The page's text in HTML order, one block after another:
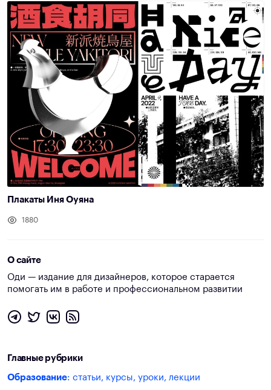
Плакаты Иня Оуяна
1880
О сайте
Оди — издание для дизайнеров, которое старается
помогать им в работе и профессиональном развитии
Главные рубрики
Образование: статьи, курсы, уроки, лекции